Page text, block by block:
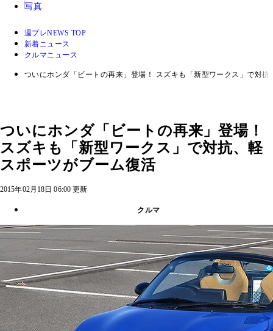
写真
週プレNEWS TOP
新着ニュース
クルマニュース
ついにホンダ「ビートの再来」登場！ スズキも「新型ワークス」で対
ついにホンダ「ビートの再来」登場！
スズキも「新型ワークス」で対抗、軽
スポーツがブーム復活
2015年02月18日 06:00 更新
クルマ